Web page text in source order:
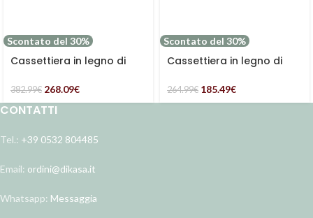
Scontato del 30%
Cassettiera in legno di
382.99€ 268.09€
Scontato del 30%
Cassettiera in legno di
264.99€ 185.49€
CONTATTI
Tel.: +39 0532 804485
Email: ordini@dikasa.it
Whatsapp: Messaggia